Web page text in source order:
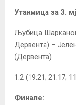
Утакмица за 3.
Љубица
Дервента) –
(Дервента)
1:2 (19:21; 21:17;
Финале: